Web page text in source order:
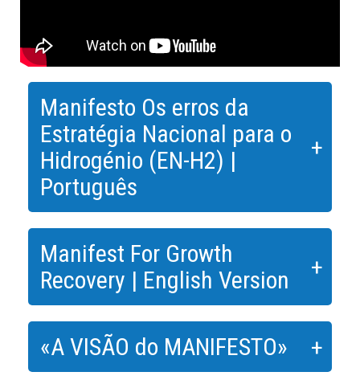
Manifesto Os erros da
Estratégia Nacional para o
Hidrogénio (EN-H2) |
Português
Manifest For Growth
Recovery | English Version
«A VISÃO do MANIFESTO»